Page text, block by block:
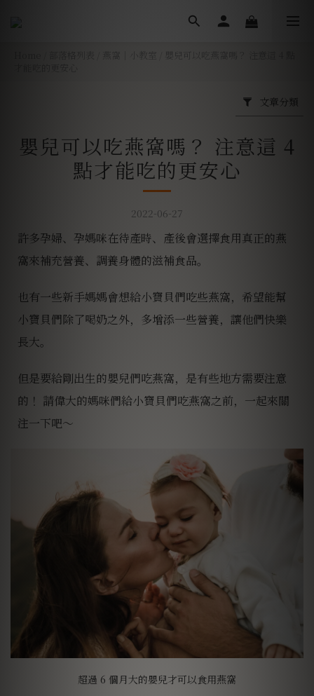
燕窩｜小教室
嬰兒可以吃燕窩嗎？ 注意這 4 點
文章分類
嬰兒可以吃燕窩嗎？ 注意這 4
點才能吃的更安心
2022-06-27
許多孕婦、孕媽咪在待產時、產後會選擇食用真正的燕
窩來補充營養、調養身體的滋補食品。
也有一些新手媽媽會想給小寶貝們吃些燕窩，希望能幫
小寶貝們除了喝奶之外，多增添一些營養，讓他們快樂
長大。
但是要給剛出生的嬰兒們吃燕窩，是有些地方需要注意
的！ 請偉大的媽咪們給小寶貝們吃燕窩之前，一起來關
注一下吧～
超過 6 個月大的嬰兒才可以食用燕窩